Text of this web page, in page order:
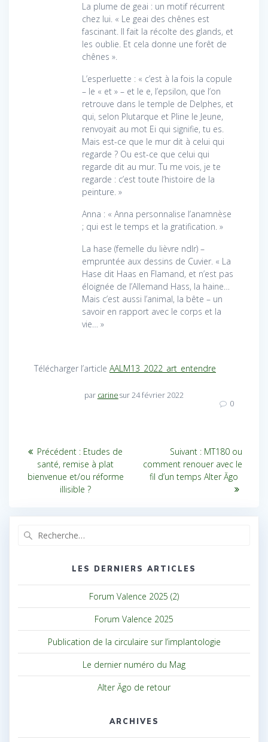
La plume de geai : un motif récurrent
chez lui. « Le geai des chênes est
fascinant. Il fait la récolte des glands, et
les oublie. Et cela donne une forêt de
chênes ».
L’esperluette : « c’est à la fois la copule
– le « et » – et le e, l’epsilon, que l’on
retrouve dans le temple de Delphes, et
qui, selon Plutarque et Pline le Jeune,
renvoyait au mot Ei qui signifie, tu es.
Mais est-ce que le mur dit à celui qui
regarde ? Ou est-ce que celui qui
regarde dit au mur. Tu me vois, je te
regarde : c’est toute l’histoire de la
peinture. »
Anna : « Anna personnalise l’anamnèse
; qui est le temps et la gratification. »
La hase (femelle du lièvre ndlr) –
empruntée aux dessins de Cuvier. « La
Hase dit Haas en Flamand, et n’est pas
éloignée de l’Allemand Hass, la haine…
Mais c’est aussi l’animal, la bête – un
savoir en rapport avec le corps et la
vie… »
Télécharger l’article AALM13_2022_art_entendre
par carinesur 24 février 2022
0
Navigation
de
l’article
Précédent : Article
précédent
:
Etudes de
santé, remise à plat
bienvenue et/ou réforme
illisible ?
Suivant : Article
suivant
:
MT180 ou
comment renouer avec le
fil d’un temps Alter Ăgo
LES DERNIERS ARTICLES
Forum Valence 2025 (2)
Forum Valence 2025
Publication de la circulaire sur l’implantologie
Le dernier numéro du Mag
Alter Ăgo de retour
ARCHIVES